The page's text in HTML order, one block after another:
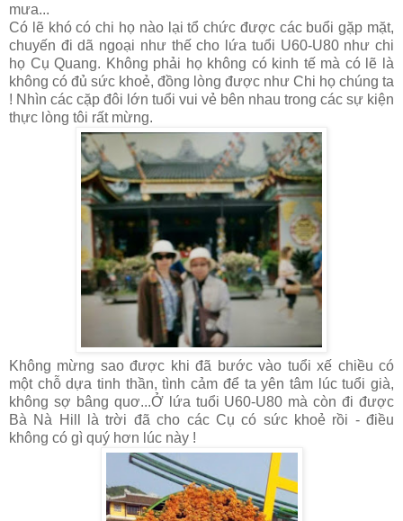
mưa...
Có lẽ khó có chi họ nào lại tổ chức được các buổi gặp mặt,
chuyến đi dã ngoại như thế cho lứa tuổi U60-U80 như chi
họ Cụ Quang. Không phải họ không có kinh tế mà có lẽ là
không có đủ sức khoẻ, đồng lòng được như Chi họ chúng ta
! Nhìn các cặp đôi lớn tuổi vui vẻ bên nhau trong các sự kiện
thực lòng tôi rất mừng.
Không mừng sao được khi đã bước vào tuổi xế chiều có
một chỗ dựa tinh thần, tình cảm để ta yên tâm lúc tuổi già,
không sợ bâng quơ...Ở lứa tuổi U60-U80 mà còn đi được
Bà Nà Hill là trời đã cho các Cụ có sức khoẻ rồi - điều
không có gì quý hơn lúc này !